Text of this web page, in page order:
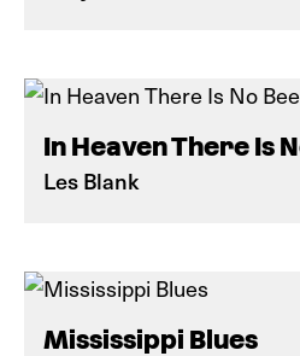
In Heaven There Is
Les Blank
Mississippi Blues